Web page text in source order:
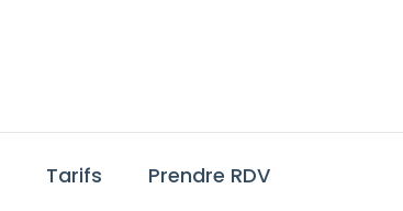
Tarifs Prendre RDV